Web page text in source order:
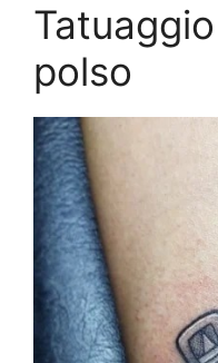
polso